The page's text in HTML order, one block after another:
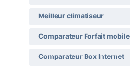
Meilleur climatiseur
Comparateur Forfait mobile
Comparateur Box Internet